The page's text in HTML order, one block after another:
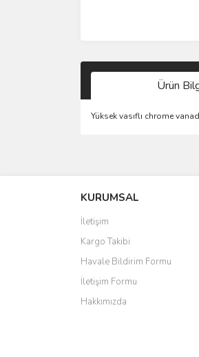
Ürün
Yüksek vasıflı chrome
Ürün resmi kalitesiz,
Ürün
Ürün bilgilerinde
Ürün fiyatı diğer
Bu ürüne benzer
KURUMSAL
İletişim
Kargo Takibi
Havale Bildirim Formu
İletişim Formu
Hakkımızda